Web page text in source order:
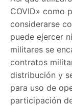
COVID» como
considerarse
puede ejercer
militares se
contratos
distribución y
para uso de
participación